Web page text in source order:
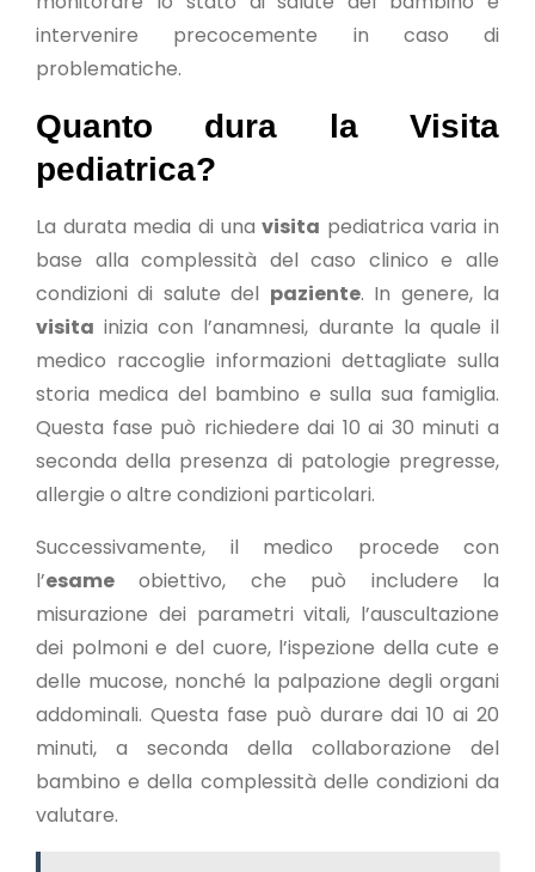
intervenire precocemente in caso di
problematiche.
Quanto dura la Visita
pediatrica?
La durata media di unavisita pediatrica varia in
base alla complessità del caso clinico e alle
condizioni di salute del paziente. In genere, la
visita inizia con l’anamnesi, durante la quale il
medico raccoglie informazioni dettagliate sulla
storia medica del bambino e sulla sua famiglia.
Questa fase può richiedere dai 10 ai 30 minuti a
seconda della presenza di patologie pregresse,
allergie o altre condizioni particolari.
Successivamente, il medico procede con
l’esame obiettivo, che può includere la
misurazione dei parametri vitali, l’auscultazione
dei polmoni e del cuore, l’ispezione della cute e
delle mucose, nonché la palpazione degli organi
addominali. Questa fase può durare dai 10 ai 20
minuti, a seconda della collaborazione del
bambino e della complessità delle condizioni da
valutare.